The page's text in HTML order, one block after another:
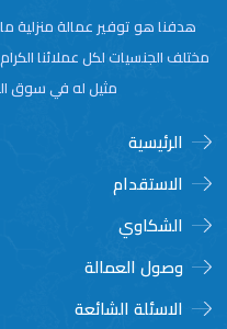
هدفنا هو توفير عمالة
مختلف الجنسيات لكل عملائنا
مثيل له في سوق
الرئيسية
الاستقدام
الشكاوي
وصول العمالة
الاسئلة الشائعة